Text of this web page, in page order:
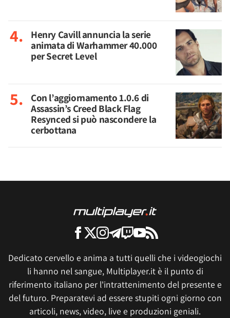
Henry Cavill annuncia la serie
animata di Warhammer 40.000
per Secret Level
Con l’aggiornamento 1.0.6 di
Assassin’s Creed Black Flag
Resynced si può nascondere la
cerbottana
Dedicato cervello e anima a tutti quelli che i videogiochi
li hanno nel sangue, Multiplayer.it è il punto di
riferimento italiano per l'intrattenimento del presente e
del futuro. Preparatevi ad essere stupiti ogni giorno con
articoli, news, video, live e produzioni geniali.